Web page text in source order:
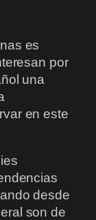
es
por
una
en este
desde
son de